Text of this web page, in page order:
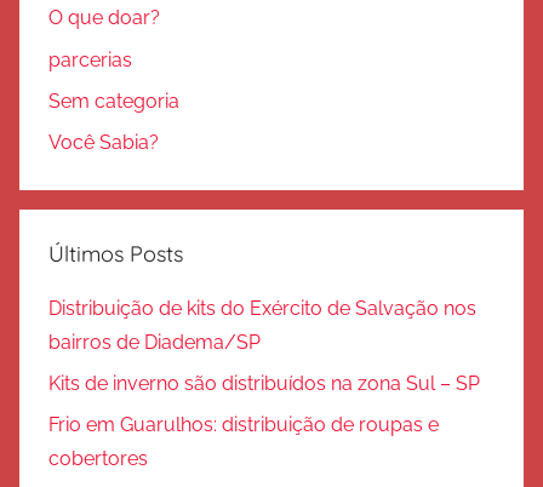
O que doar?
parcerias
Sem categoria
Você Sabia?
Últimos Posts
Distribuição de kits do Exército de Salvação nos
bairros de Diadema/SP
Kits de inverno são distribuídos na zona Sul – SP
Frio em Guarulhos: distribuição de roupas e
cobertores